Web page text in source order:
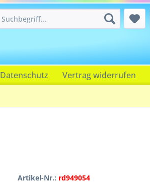
Datenschutz Vertrag widerrufen
Artikel-Nr.: rd949054